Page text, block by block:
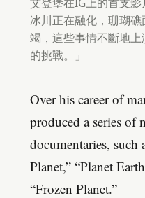
冰川正在融化，珊瑚
竭，這些事情不斷地
的挑戰。」
Over his career of
produced a series of
documentaries, such
Planet,” “Planet
“Frozen Planet.”